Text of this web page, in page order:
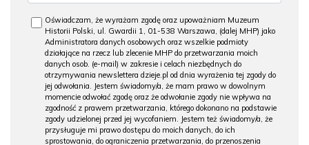
Oświadczam, że wyrażam zgodę oraz upoważniam Muzeum
Historii Polski, ul. Gwardii 1, 01-538 Warszawa, (dalej MHP) jako
Administratora danych osobowych oraz wszelkie podmioty
działające na rzecz lub zlecenie MHP do przetwarzania moich
danych osob. (e-mail) w zakresie i celach niezbędnych do
otrzymywania newslettera dzieje.pl od dnia wyrażenia tej zgody do
jej odwołania. Jestem świadomy/a, że mam prawo w dowolnym
momencie odwołać zgodę oraz że odwołanie zgody nie wpływa na
zgodność z prawem przetwarzania, którego dokonano na podstawie
zgody udzielonej przed jej wycofaniem. Jestem też świadomy/a, że
przysługuje mi prawo dostępu do moich danych, do ich
sprostowania, do ograniczenia przetwarzania, do przenoszenia